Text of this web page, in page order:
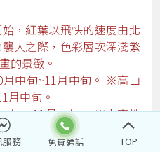
，紅葉以飛快的速度由北
人之際，色彩層次深淺繁
的景緻。
中旬~11月中旬。 ※高山
月中旬。
旬～11月上旬。 ※上高地
月上旬。
至11月下旬左右，會隨各
服務 TOP